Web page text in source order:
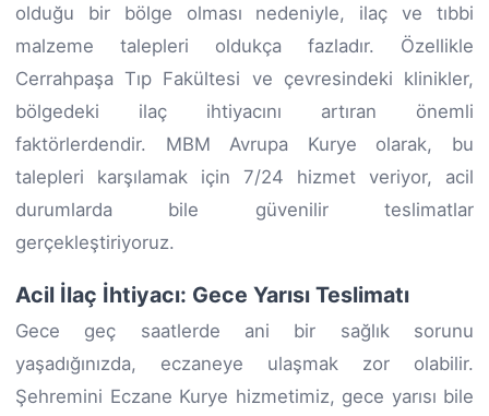
olduğu bir bölge olması nedeniyle, ilaç ve tıbbi
malzeme talepleri oldukça fazladır. Özellikle
Cerrahpaşa Tıp Fakültesi ve çevresindeki klinikler,
bölgedeki ilaç ihtiyacını artıran önemli
faktörlerdendir. MBM Avrupa Kurye olarak, bu
talepleri karşılamak için 7/24 hizmet veriyor, acil
durumlarda bile güvenilir teslimatlar
gerçekleştiriyoruz.
Acil İlaç İhtiyacı: Gece Yarısı Teslimatı
Gece geç saatlerde ani bir sağlık sorunu
yaşadığınızda, eczaneye ulaşmak zor olabilir.
Şehremini Eczane Kurye hizmetimiz, gece yarısı bile